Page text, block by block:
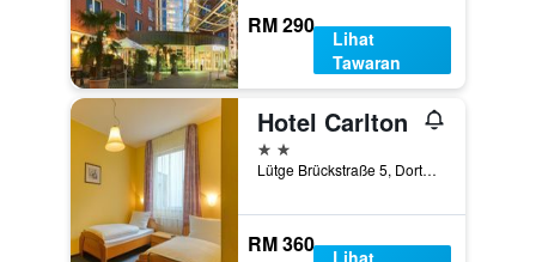
RM 290
Lihat
Tawaran
Hotel Carlton
2 bintang
Lütge Brückstraße 5, Dortmund, North Rhine-Westphalia, Jerman
RM 360